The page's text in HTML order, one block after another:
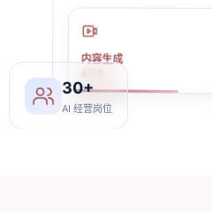
内容生成
运行中
30+
AI 经营岗位